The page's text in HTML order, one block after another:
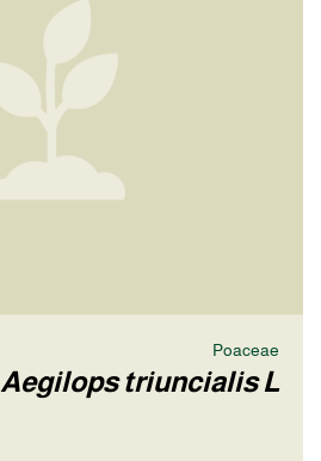
Poaceae
Aegilops triuncialis L.